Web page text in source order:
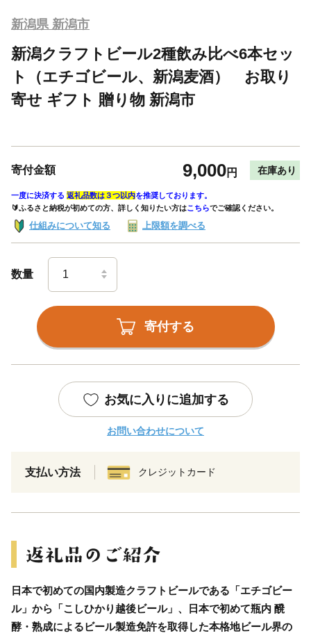
新潟県 新潟市
新潟クラフトビール2種飲み比べ6本セッ
ト（エチゴビール、新潟麦酒） お取り
寄せ ギフト 贈り物 新潟市
寄付金額 9,000円 在庫あり
一度に決済する 返礼品数は３つ以内を推奨しております。
🔰ふるさと納税が初めての方、詳しく知りたい方はこちらでご確認ください。
仕組みについて知る 上限額を調べる
数量
寄付する
お気に入りに追加する
お問い合わせについて
支払い方法 クレジットカード
日本で初めての国内製造クラフトビールである「エチゴビー
ル」から「こしひかり越後ビール」、日本で初めて瓶内 醗
酵・熟成によるビール製造免許を取得した本格地ビール界の